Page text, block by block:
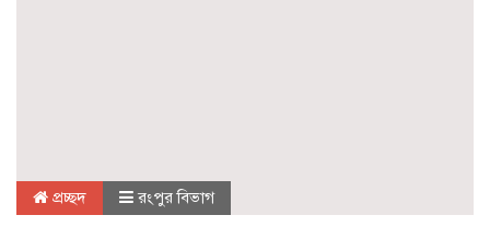
প্রচ্ছদ রংপুর বিভাগ